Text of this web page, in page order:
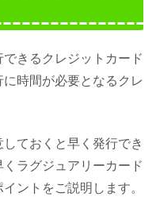
きるクレジットカード
時間が必要となるクレ
ておくと早く発行でき
ラグジュアリーカード
ントをご説明します。